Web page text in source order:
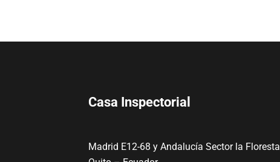
Casa Inspectorial
Madrid E12-68 y Andalucía Sector la Floresta